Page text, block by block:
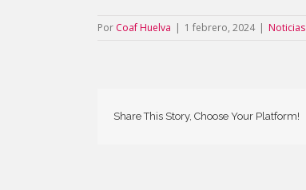
Por Coaf Huelva | 1 febrero, 2024 | Noticias
Share This Story, Choose Your Platform!